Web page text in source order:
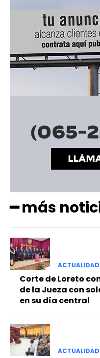
━
━ más
ACTUALIDAD
Corte de Loreto
de la Jueza con
en su día central
ACTUALIDAD